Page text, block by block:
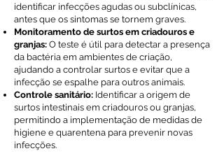
identificar infecções agudas ou subclínicas,
antes que os sintomas se tornem graves.
Monitoramento de surtos em criadouros e
granjas: O teste é útil para detectar a presença
da bactéria em ambientes de criação,
ajudando a controlar surtos e evitar que a
infecção se espalhe para outros animais.
Controle sanitário: Identificar a origem de
surtos intestinais em criadouros ou granjas,
permitindo a implementação de medidas de
higiene e quarentena para prevenir novas
infecções.